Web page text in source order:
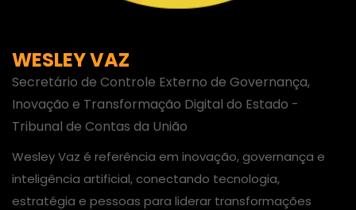
WESLEY VAZ
Secretário de Controle Externo de Governança,
Inovação e Transformação Digital do Estado -
Tribunal de Contas da União
Wesley Vaz é referência em inovação, governança e
inteligência artificial, conectando tecnologia,
estratégia e pessoas para liderar transformações